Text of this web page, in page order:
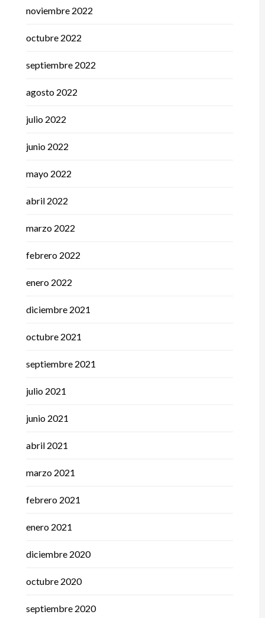
noviembre 2022
octubre 2022
septiembre 2022
agosto 2022
julio 2022
junio 2022
mayo 2022
abril 2022
marzo 2022
febrero 2022
enero 2022
diciembre 2021
octubre 2021
septiembre 2021
julio 2021
junio 2021
abril 2021
marzo 2021
febrero 2021
enero 2021
diciembre 2020
octubre 2020
septiembre 2020